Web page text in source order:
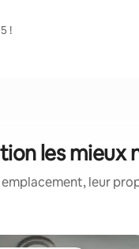
!
les mieux
leur